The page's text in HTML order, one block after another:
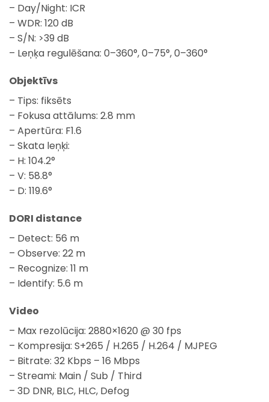
– Day/Night: ICR
– WDR: 120 dB
– S/N: >39 dB
– Leņķa regulēšana: 0–360°, 0–75°, 0–360°
Objektīvs
– Tips: fiksēts
– Fokusa attālums: 2.8 mm
– Apertūra: F1.6
– Skata leņķi:
– H: 104.2°
– V: 58.8°
– D: 119.6°
DORI distance
– Detect: 56 m
– Observe: 22 m
– Recognize: 11 m
– Identify: 5.6 m
Video
– Max rezolūcija: 2880×1620 @ 30 fps
– Kompresija: S+265 / H.265 / H.264 / MJPEG
– Bitrate: 32 Kbps – 16 Mbps
– Streami: Main / Sub / Third
– 3D DNR, BLC, HLC, Defog